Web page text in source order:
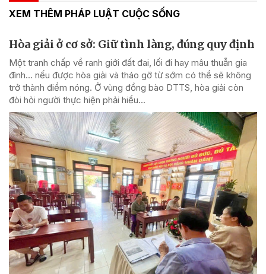
XEM THÊM PHÁP LUẬT CUỘC SỐNG
Hòa giải ở cơ sở: Giữ tình làng, đúng quy định
Một tranh chấp về ranh giới đất đai, lối đi hay mâu thuẫn gia
đình... nếu được hòa giải và tháo gỡ từ sớm có thể sẽ không
trở thành điểm nóng. Ở vùng đồng bào DTTS, hòa giải còn
đòi hỏi người thực hiện phải hiểu...